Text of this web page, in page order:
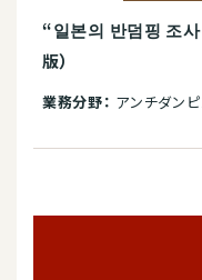
“일본의 반덤핑 조
版）
業務分野： アンチダン